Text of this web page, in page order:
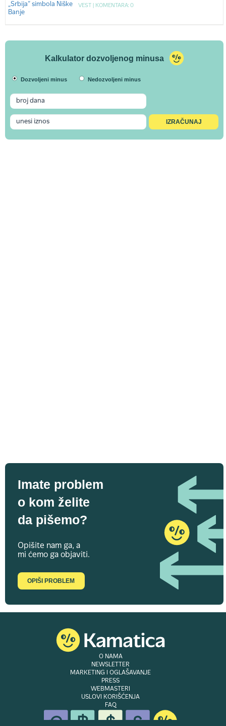
VEST | KOMENTARA: 0
Kalkulator dozvoljenog minusa
Dozvoljeni minus Nedozvoljeni minus
Imate problem
o kom želite
da pišemo?
Opišite nam ga, a
mi ćemo ga objaviti.
OPIŠI PROBLEM
O NAMA
NEWSLETTER
MARKETING I OGLAŠAVANJE
PRESS
WEBMASTERI
USLOVI KORIŠĆENJA
FAQ